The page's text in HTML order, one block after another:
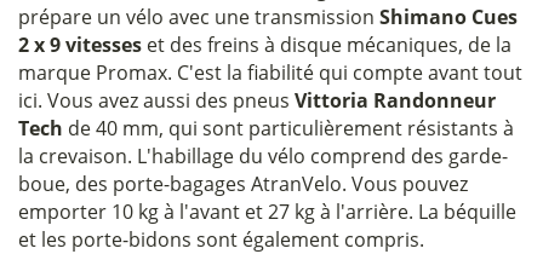
prépare un vélo avec une transmission Shimano Cues
2 x 9 vitesses et des freins à disque mécaniques, de la
marque Promax. C'est la fiabilité qui compte avant tout
ici. Vous avez aussi des pneus Vittoria Randonneur
Tech de 40 mm, qui sont particulièrement résistants à
la crevaison. L'habillage du vélo comprend des garde-
boue, des porte-bagages AtranVelo. Vous pouvez
emporter 10 kg à l'avant et 27 kg à l'arrière. La béquille
et les porte-bidons sont également compris.